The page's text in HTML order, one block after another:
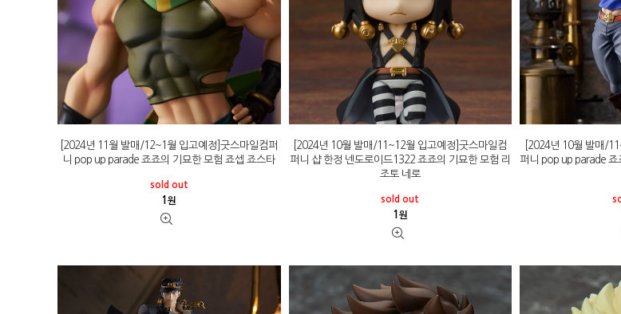
[2024년 11월 발매/12~1월 입고예정]굿스마일컴퍼
니 pop up parade 죠죠의 기묘한 모험 죠셉 죠스타
sold out
1원
[2024년 10월 발매/11~12월 입고예정]굿스마일컴
퍼니 샵 한정 넨도로이드1322 죠죠의 기묘한 모험 리
조토 네로
sold out
1 원
[2024년 10월 발매/
퍼니 pop up parade 죠